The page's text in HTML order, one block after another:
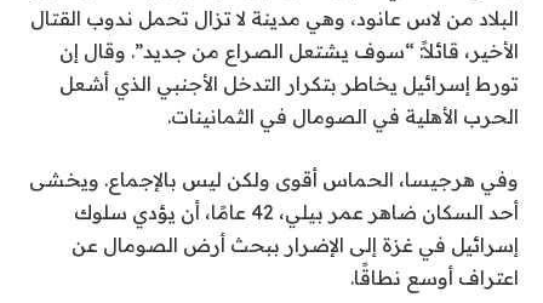
البلاد من لاس عانود، وهي مدينة لا تزال تحمل ندوب القتال
الأخير، قائلاً: “سوف يشتعل الصراع من جديد”. وقال إن
تورط إسرائيل يخاطر بتكرار التدخل الأجنبي الذي أشعل
الحرب الأهلية في الصومال في الثمانينات.
وفي هرجيسا، الحماس أقوى ولكن ليس بالإجماع. ويخشى
أحد السكان ضاهر عمر بيلي، 42 عامًا، أن يؤدي سلوك
إسرائيل في غزة إلى الإضرار ببحث أرض الصومال عن
اعتراف أوسع نطاقًا.